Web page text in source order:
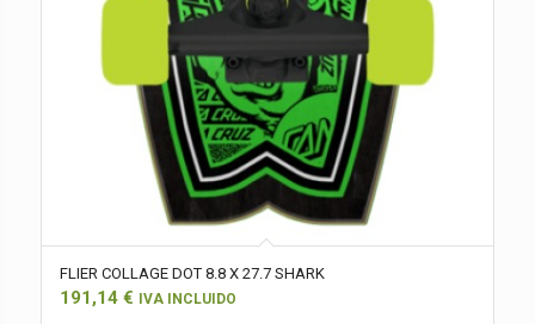
FLIER COLLAGE DOT 8.8 X 27.7 SHARK
191,14 € IVA INCLUIDO